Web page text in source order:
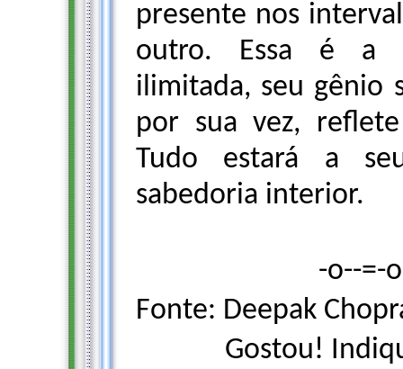
presente nos
outro. Essa é a
ilimitada, seu gênio
por sua vez,
Tudo estará a
sabedoria interior.
-o--=-
Fonte: Deepak
Gostou!